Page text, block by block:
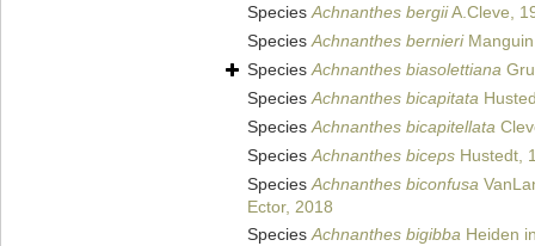
SpeciesAchnanthes bergiiA.Cleve,
SpeciesAchnanthes bernieriManguin
SpeciesAchnanthes biasolettiana
SpeciesAchnanthes bicapitata
SpeciesAchnanthes bicapitellata
SpeciesAchnanthes biceps Hustedt,
SpeciesAchnanthes biconfusa
Ector, 2018
SpeciesAchnanthes bigibba Heiden